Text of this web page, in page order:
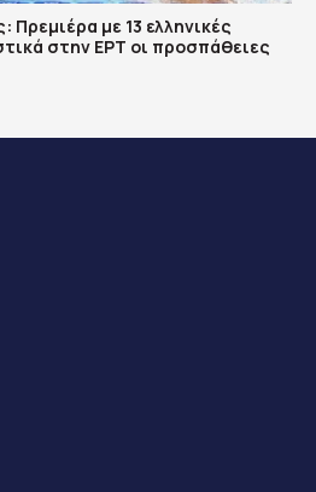
με 13 ελληνικές
στην ΕΡΤ οι προσπάθειες